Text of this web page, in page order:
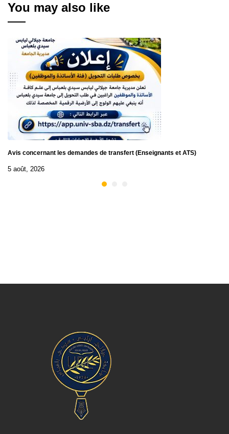
You may also like
Avis concernant les demandes de transfert (Enseignants et ATS)
5 août, 2026